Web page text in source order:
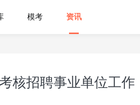
模考 资讯
核招聘事业单位工作